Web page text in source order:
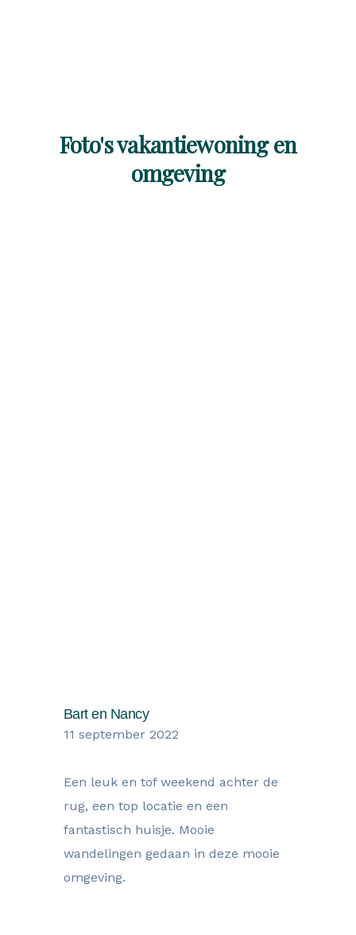
Foto's vakantiewoning en
omgeving
Bart en Nancy
11 september 2022
Een leuk en tof weekend achter de
rug, een top locatie en een
fantastisch huisje. Mooie
wandelingen gedaan in deze mooie
omgeving.